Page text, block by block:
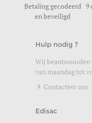
Betaling gecodeerd
en beveiligd
9
Hulp nodig ?
Wij beantwoorden
van maandag tot
Contacteer ons
Edisac